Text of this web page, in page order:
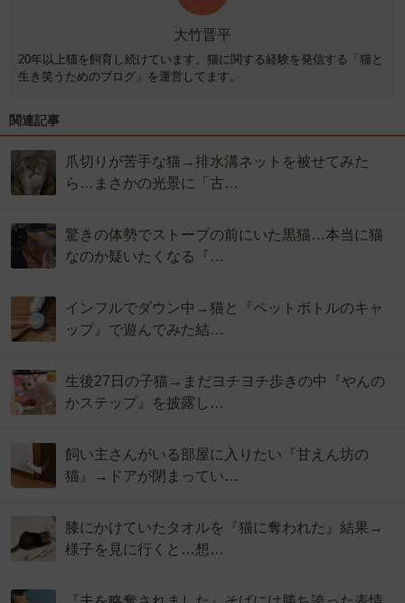
大竹晋平
20年以上猫を飼育し続けています。猫に関する経験を発信する「猫と
生き笑うためのブログ」を運営してます。
関連記事
爪切りが苦手な猫→排水溝ネットを被せてみた
ら…まさかの光景に「古…
驚きの体勢でストーブの前にいた黒猫…本当に猫
なのか疑いたくなる『…
インフルでダウン中→猫と『ペットボトルのキャ
ップ』で遊んでみた結…
生後27日の子猫→まだヨチヨチ歩きの中『やんの
かステップ』を披露し…
飼い主さんがいる部屋に入りたい『甘えん坊の
猫』→ドアが閉まってい…
膝にかけていたタオルを『猫に奪われた』結果→
様子を見に行くと…想…